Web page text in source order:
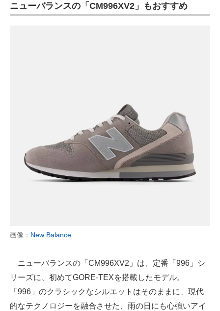
ニューバランスの「CM996XV2」もおすすめ
画像： New Balance
ニューバランスの「CM996XV2」は、定番「996」シ
リーズに、初めてGORE-TEXを搭載したモデル。
「996」のクラシックなシルエットはそのままに、現代
的なテクノロジーを融合させた、雨の日にも心強いアイ